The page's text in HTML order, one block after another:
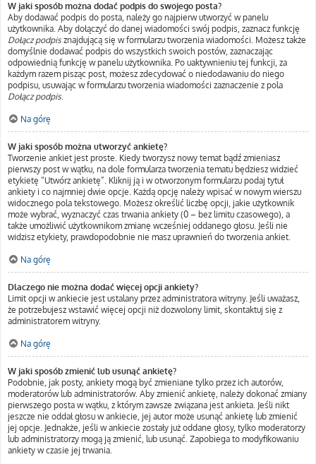
W jaki sposób można dodać podpis do swojego posta?
Aby dodawać podpis do posta, należy go najpierw utworzyć w panelu
użytkownika. Aby dołączyć do danej wiadomości swój podpis, zaznacz funkcję
Dołącz podpis znajdującą się w formularzu tworzenia wiadomości. Możesz także
domyślnie dodawać podpis do wszystkich swoich postów, zaznaczając
odpowiednią funkcję w panelu użytkownika. Po uaktywnieniu tej funkcji, za
każdym razem pisząc post, możesz zdecydować o niedodawaniu do niego
podpisu, usuwając w formularzu tworzenia wiadomości zaznaczenie z pola
Dołącz podpis.
Na górę
W jaki sposób można utworzyć ankietę?
Tworzenie ankiet jest proste. Kiedy tworzysz nowy temat bądź zmieniasz
pierwszy post w wątku, na dole formularza tworzenia tematu będziesz widzieć
etykietę “Utwórz ankietę”. Kliknij ją i w otworzonym formularzu podaj tytuł
ankiety i co najmniej dwie opcje. Każdą opcję należy wpisać w nowym wierszu
widocznego pola tekstowego. Możesz określić liczbę opcji, jakie użytkownik
może wybrać, wyznaczyć czas trwania ankiety (0 – bez limitu czasowego), a
także umożliwić użytkownikom zmianę wcześniej oddanego głosu. Jeśli nie
widzisz etykiety, prawdopodobnie nie masz uprawnień do tworzenia ankiet.
Na górę
Dlaczego nie można dodać więcej opcji ankiety?
Limit opcji w ankiecie jest ustalany przez administratora witryny. Jeśli uważasz,
że potrzebujesz wstawić więcej opcji niż dozwolony limit, skontaktuj się z
administratorem witryny.
Na górę
W jaki sposób zmienić lub usunąć ankietę?
Podobnie, jak posty, ankiety mogą być zmieniane tylko przez ich autorów,
moderatorów lub administratorów. Aby zmienić ankietę, należy dokonać zmiany
pierwszego posta w wątku, z którym zawsze związana jest ankieta. Jeśli nikt
jeszcze nie oddał głosu w ankiecie, jej autor może usunąć ankietę lub zmienić
jej opcje. Jednakże, jeśli w ankiecie zostały już oddane głosy, tylko moderatorzy
lub administratorzy mogą ją zmienić, lub usunąć. Zapobiega to modyfikowaniu
ankiety w czasie jej trwania.